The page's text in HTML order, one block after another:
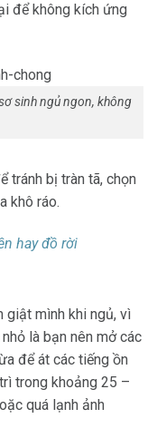
để không kích ứng
sinh ngủ ngon, không
tránh bị tràn tã, chọn
khô ráo.
hay đồ rời
giật mình khi ngủ, vì
là bạn nên mở các
để át các tiếng ồn
trong khoảng 25 –
quá lạnh ảnh